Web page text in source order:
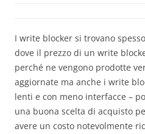
I write blocker si trovano
dove il prezzo di un write
perché ne vengono prodotte
aggiornate ma anche i write
lenti e con meno interfacce –
una buona scelta di acquisto
avere un costo notevolmente